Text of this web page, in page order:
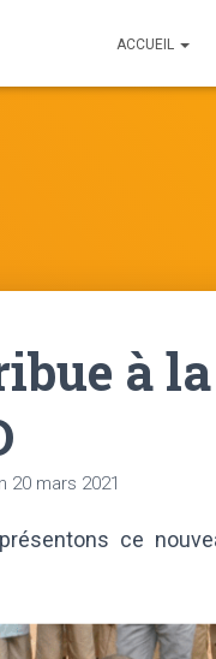
ACCUEIL
à la
20 mars 2021
ce